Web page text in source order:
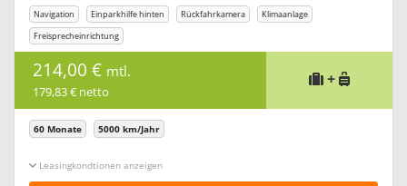
Navigation Einparkhilfe hinten Rückfahrkamera
Klimaanlage
Freisprecheinrichtung
214,00 € mtl.
179,83 € netto
+
60 Monate 5000 km/Jahr
Leasingkonditionen ein-/ausblenden